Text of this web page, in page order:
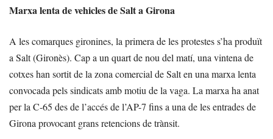
Marxa lenta de vehicles de Salt a Girona
A les comarques gironines, la primera de les protestes s’ha produït
a Salt (Gironès). Cap a un quart de nou del matí, una vintena de
cotxes han sortit de la zona comercial de Salt en una marxa lenta
convocada pels sindicats amb motiu de la vaga. La marxa ha anat
per la C-65 des de l’accés de l’AP-7 fins a una de les entrades de
Girona provocant grans retencions de trànsit.